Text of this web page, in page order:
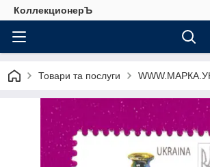
КоллекционерЪ
Товари та послуги